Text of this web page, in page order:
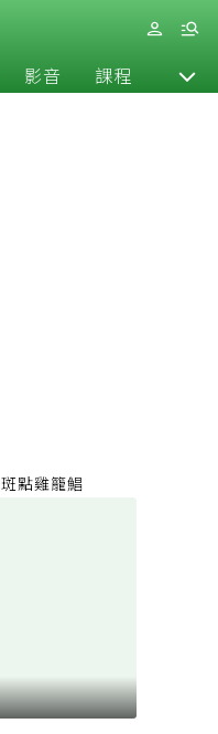
影音 課程 退休
斑點雞籠鯧